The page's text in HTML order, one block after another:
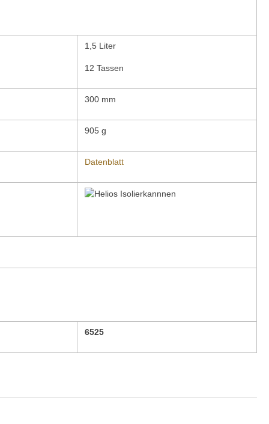
1,5 Liter
12 Tassen
300 mm
905 g
Datenblatt
6525